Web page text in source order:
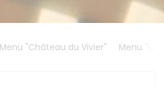
Menu "Château du Vivier" Menu